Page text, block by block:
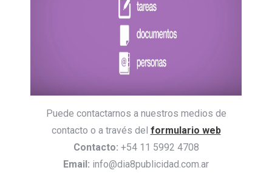
Puede contactarnos a nuestros medios de
contacto o a través del formulario web
Contacto: +54 11 5992 4708
Email: info@dia8publicidad.com.ar